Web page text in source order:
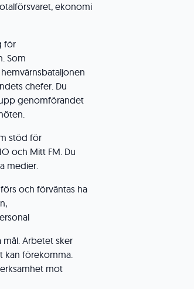
ekonomi
för
Som
chefer. Du
genomförandet
stöd för
och Mitt FM. Du
medier.
och förväntas ha
Arbetet sker
kan förekomma.
mot